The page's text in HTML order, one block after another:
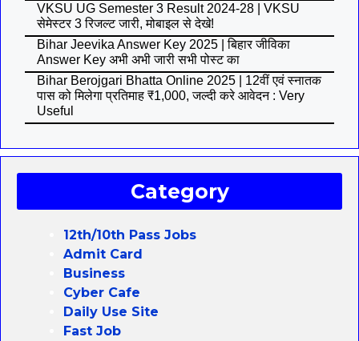
VKSU UG Semester 3 Result 2024-28 | VKSU
सेमेस्टर 3 रिजल्ट जारी, मोबाइल से देखे!
Bihar Jeevika Answer Key 2025 | बिहार जीविका
Answer Key अभी अभी जारी सभी पोस्ट का
Bihar Berojgari Bhatta Online 2025 | 12वीं एवं स्नातक
पास को मिलेगा प्रतिमाह ₹1,000, जल्दी करे आवेदन : Very
Useful
Category
12th/10th Pass Jobs
Admit Card
Business
Cyber Cafe
Daily Use Site
Fast Job